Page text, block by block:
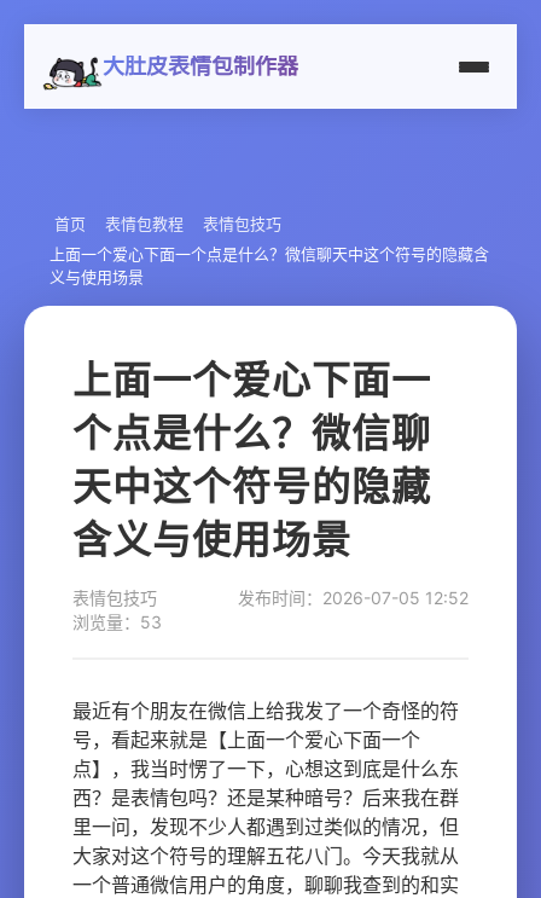
大肚皮表情包制作器
首页 表情包教程
表情包技巧
上面一个爱心下面一个点是什么？微信聊天中这个符号的隐藏含
义与使用场景
上面一个爱心下面一
个点是什么？微信聊
天中这个符号的隐藏
含义与使用场景
表情包技巧
发布时间：2026-07-05 12:52
浏览量：53
最近有个朋友在微信上给我发了一个奇怪的符
号，看起来就是【上面一个爱心下面一个
点】，我当时愣了一下，心想这到底是什么东
西？是表情包吗？还是某种暗号？后来我在群
里一问，发现不少人都遇到过类似的情况，但
大家对这个符号的理解五花八门。今天我就从
一个普通微信用户的角度，聊聊我查到的和实